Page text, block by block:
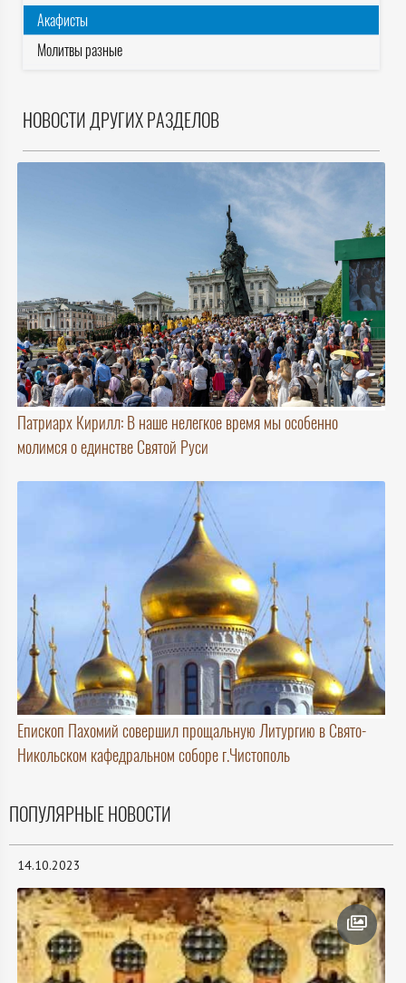
Акафисты
Молитвы разные
НОВОСТИ ДРУГИХ РАЗДЕЛОВ
Патриарх Кирилл: В наше нелегкое время мы особенно
молимся о единстве Святой Руси
Епископ Пахомий совершил прощальную Литургию в Свято-
Никольском кафедральном соборе г.Чистополь
ПОПУЛЯРНЫЕ НОВОСТИ
14.10.2023